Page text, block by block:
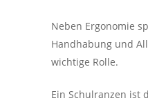
Neben Ergonomie
Handhabung und
wichtige Rolle.
Ein Schulranzen ist